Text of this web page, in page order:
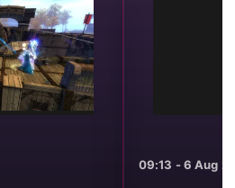
09:13 - 6 Aug